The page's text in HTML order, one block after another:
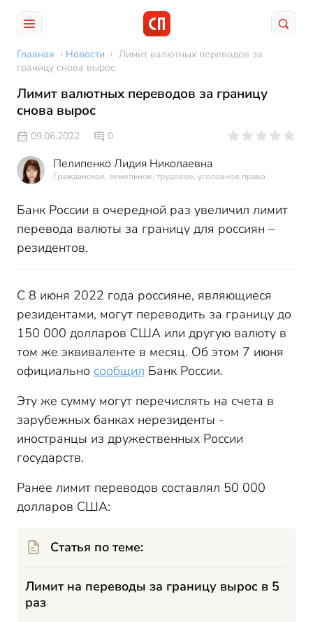
Главная › Новости › Лимит валютных переводов за
границу снова вырос
Лимит валютных переводов за границу
снова вырос
09.06.2022 0
Пелипенко Лидия Николаевна
Гражданское, земельное, трудовое, уголовное право
Банк России в очередной раз увеличил лимит
перевода валюты за границу для россиян –
резидентов.
С 8 июня 2022 года россияне, являющиеся
резидентами, могут переводить за границу до
150 000 долларов США или другую валюту в
том же эквиваленте в месяц. Об этом 7 июня
официально сообщил Банк России.
Эту же сумму могут перечислять на счета в
зарубежных банках нерезиденты -
иностранцы из дружественных России
государств.
Ранее лимит переводов составлял 50 000
долларов США:
Статья по теме:
Лимит на переводы за границу вырос в 5
раз